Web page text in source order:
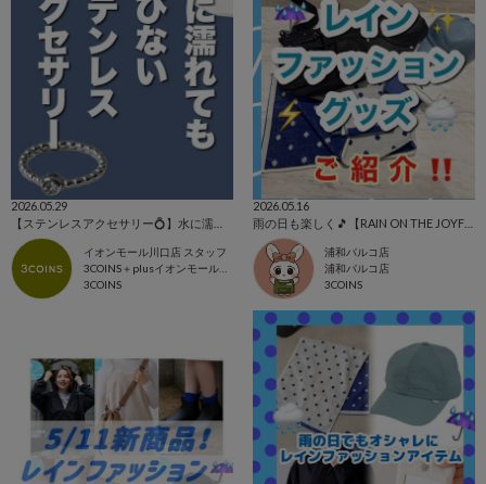
2026.05.29
イオンモール川口店 スタッフ
3COINS＋plusイオンモール川口店
3COINS
2026.05.16
雨の日も楽しく🎵【RAIN ON THE JOYFUL DAY】
浦和パルコ店
浦和パルコ店
3COINS